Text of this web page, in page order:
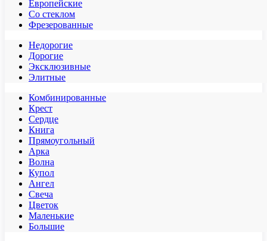
Европейские
Со стеклом
Фрезерованные
Недорогие
Дорогие
Эксклюзивные
Элитные
Комбинированные
Крест
Сердце
Книга
Прямоугольный
Арка
Волна
Купол
Ангел
Свеча
Цветок
Маленькие
Большие